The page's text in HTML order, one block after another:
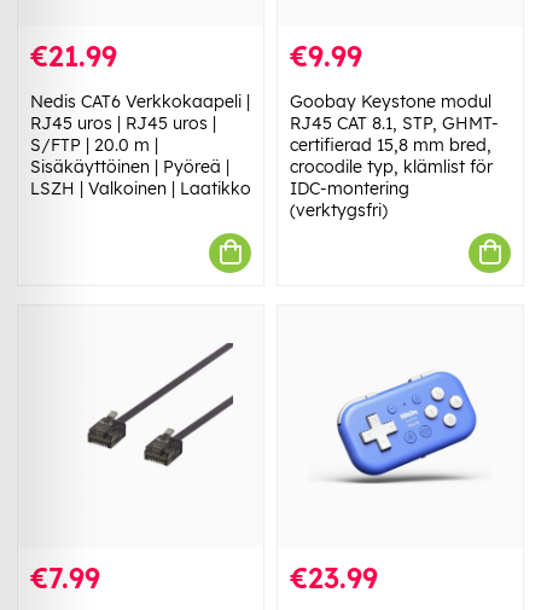
€21.99
Nedis CAT6 Verkkokaapeli |
RJ45 uros | RJ45 uros |
S/FTP | 20.0 m |
Sisäkäyttöinen | Pyöreä |
LSZH | Valkoinen | Laatikko
€9.99
Goobay Keystone modul
RJ45 CAT 8.1, STP, GHMT-
certifierad 15,8 mm bred,
crocodile typ, klämlist för
IDC-montering
(verktygsfri)
€7.99 €23.99